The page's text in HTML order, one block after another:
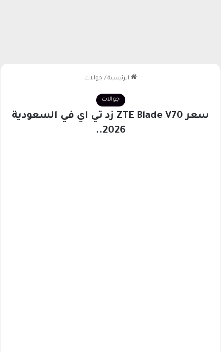
الرئيسية / جوالات
جوالات
سعر ZTE Blade V70 زد تي اي في السعودية
2026..